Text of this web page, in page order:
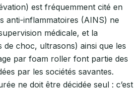
est fréquemment cité en
anti-inflammatoires (AINS) ne
médicale, et la
de choc, ultrasons) ainsi que les
par foam roller font partie des
par les sociétés savantes.
ne doit être décidée seul : c’est